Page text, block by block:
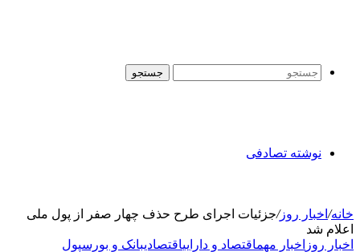
جستجو
نوشته تصادفی
خانه/ اخبار روز/جزئیات اجرای طرح حذف چهار صفر از پول ملی
اعلام شد
اخبار روز اخبار مهماقتصاد و داراییاقتصادیبانک و بورسپول